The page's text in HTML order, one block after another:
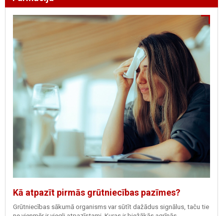
Kā atpazīt pirmās grūtniecības pazīmes?
Grūtniecības sākumā organisms var sūtīt dažādus signālus, taču tie